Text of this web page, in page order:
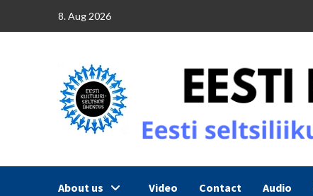
8. Aug 2026
About us Video Contact Audio